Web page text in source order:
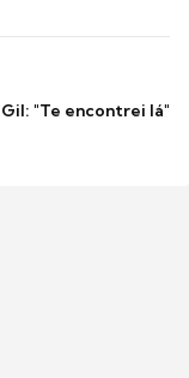
"Te encontrei lá"